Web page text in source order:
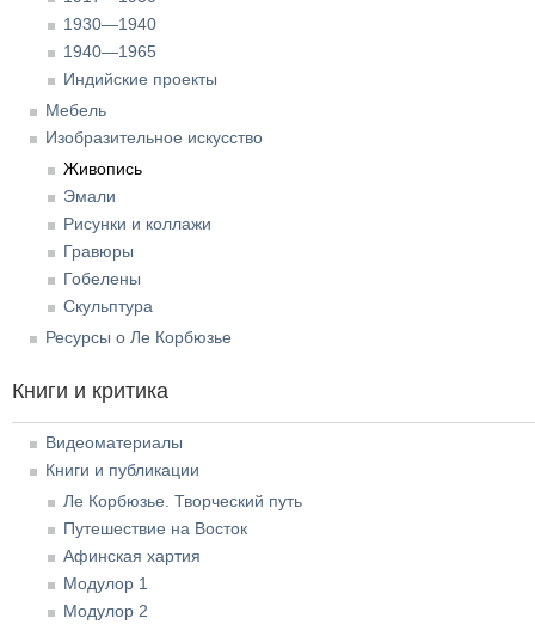
1930—1940
1940—1965
Индийские проекты
Мебель
Изобразительное искусство
Живопись
Эмали
Рисунки и коллажи
Гравюры
Гобелены
Скульптура
Ресурсы о Ле Корбюзье
Книги и критика
Видеоматериалы
Книги и публикации
Ле Корбюзье. Творческий путь
Путешествие на Восток
Афинская хартия
Модулор 1
Модулор 2